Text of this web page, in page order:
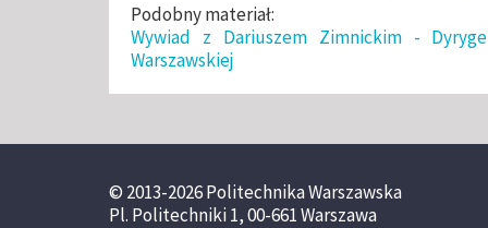
Podobny materiał:
Wywiad z Dariuszem Zimnickim -
Warszawskiej
© 2013-2026 Politechnika Warszawska
Pl. Politechniki 1, 00-661 Warszawa